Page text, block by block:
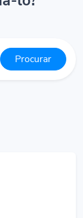
Procurar